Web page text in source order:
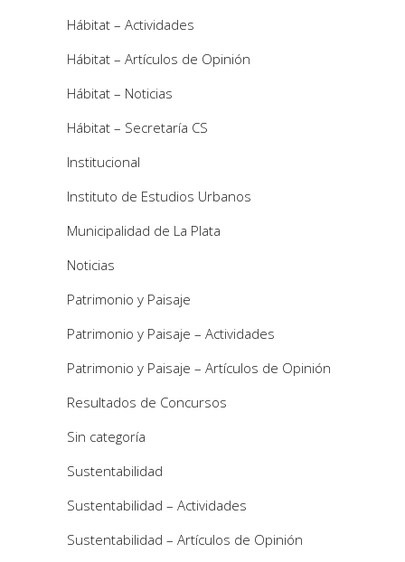
Hábitat – Actividades
Hábitat – Artículos de Opinión
Hábitat – Noticias
Hábitat – Secretaría CS
Institucional
Instituto de Estudios Urbanos
Municipalidad de La Plata
Noticias
Patrimonio y Paisaje
Patrimonio y Paisaje – Actividades
Patrimonio y Paisaje – Artículos de Opinión
Resultados de Concursos
Sin categoría
Sustentabilidad
Sustentabilidad – Actividades
Sustentabilidad – Artículos de Opinión